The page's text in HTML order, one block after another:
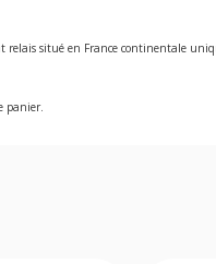
relais situé en France continentale
panier.